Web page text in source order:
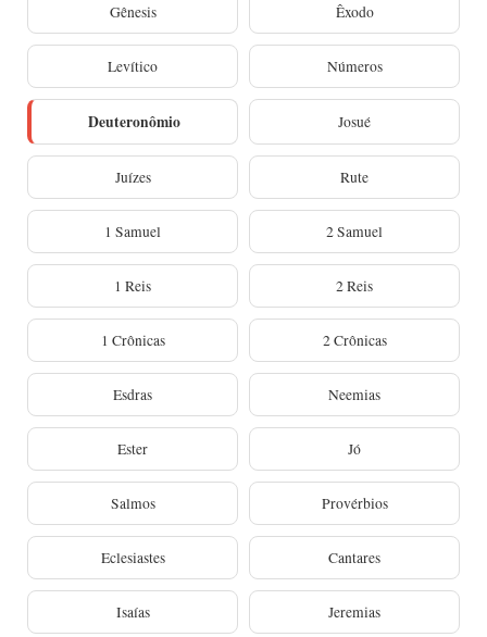
Gênesis Êxodo
Levítico Números
Deuteronômio Josué
Juízes Rute
1 Samuel 2 Samuel
1 Reis 2 Reis
1 Crônicas 2 Crônicas
Esdras Neemias
Ester Jó
Salmos Provérbios
Eclesiastes Cantares
Isaías Jeremias